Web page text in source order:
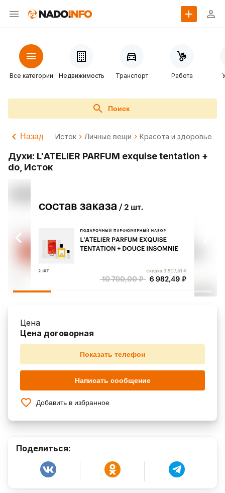
Все категории Недвижимость Транспорт Работа
Поиск
Назад Исток Личные вещи Красота и здоровье
Духи: L'ATELIER PARFUM exquise tentation +
do, Исток
Цена
Цена договорная
Показать телефон
Написать сообщение
Добавить в избранное
Поделиться: